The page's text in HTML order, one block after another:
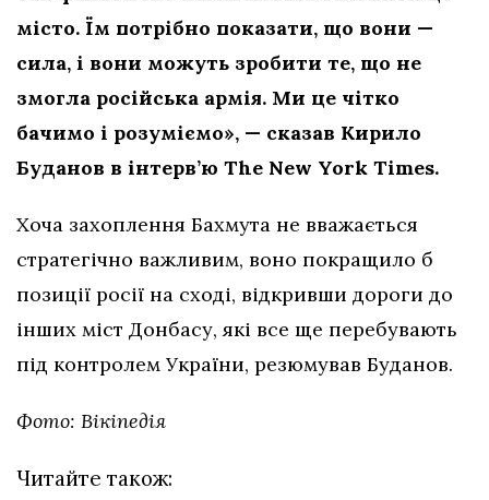
місто. Їм потрібно показати, що вони —
сила, і вони можуть зробити те, що не
змогла російська армія. Ми це чітко
бачимо і розуміємо», — сказав Кирило
Буданов в інтерв’ю The New York Times.
Хоча захоплення Бахмута не вважається
стратегічно важливим, воно покращило б
позиції росії на сході, відкривши дороги до
інших міст Донбасу, які все ще перебувають
під контролем України, резюмував Буданов.
Фото: Вікіпедія
Читайте також: